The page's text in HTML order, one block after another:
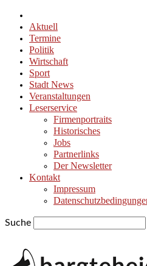
Aktuell
Termine
Politik
Wirtschaft
Sport
Stadt News
Veranstaltungen
Leserservice
Firmenportraits
Historisches
Jobs
Partnerlinks
Der Newsletter
Kontakt
Impressum
Suche